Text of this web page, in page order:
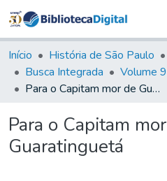
&
Tudo
Início História de São Paulo
Busca Integrada
Para o Capitam mor de Guaratinguetá
Para o Capitam
Guaratinguetá